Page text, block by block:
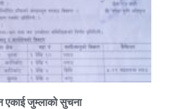
एकाई जुम्लाको सुचना